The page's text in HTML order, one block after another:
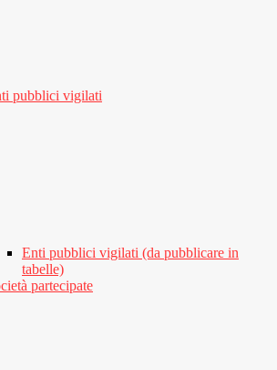
pubblici vigilati
Enti pubblici vigilati (da pubblicare in
tabelle)
partecipate